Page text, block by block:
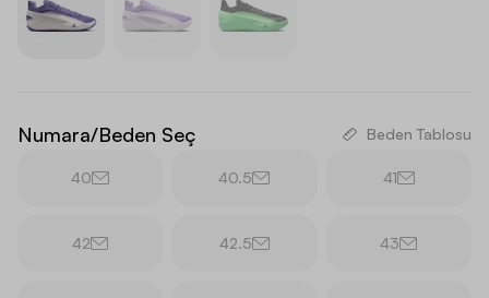
Numara/Beden Seç Beden Tablosu
40 40.5 41
42 42.5 43